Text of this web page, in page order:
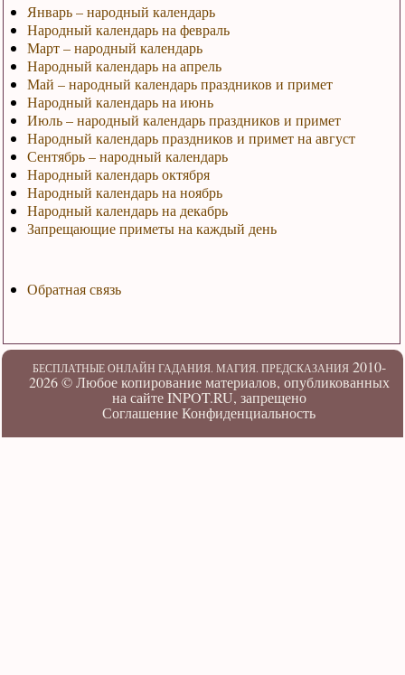
Январь – народный календарь
Народный календарь на февраль
Март – народный календарь
Народный календарь на апрель
Май – народный календарь праздников и примет
Народный календарь на июнь
Июль – народный календарь праздников и примет
Народный календарь праздников и примет на август
Сентябрь – народный календарь
Народный календарь октября
Народный календарь на ноябрь
Народный календарь на декабрь
Запрещающие приметы на каждый день
Обратная связь
БЕСПЛАТНЫЕ ОНЛАЙН ГАДАНИЯ. МАГИЯ. ПРЕДСКАЗАНИЯ2010-
2026 ©Любое копирование материалов, опубликованных
на сайте INPOT.RU, запрещено
Соглашение Конфиденциальность